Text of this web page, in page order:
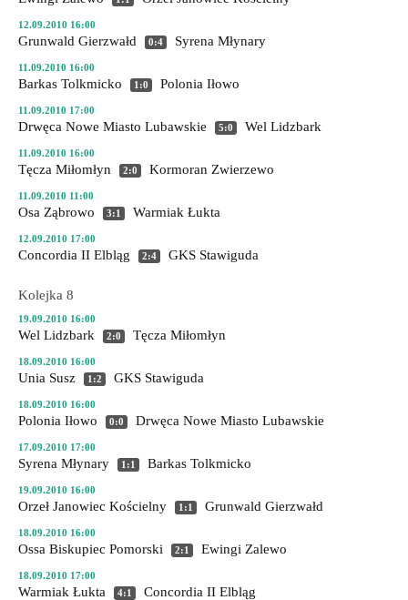
12.09.2010 16:00
Grunwald Gierzwałd 0:4 Syrena Młynary
11.09.2010 16:00
Barkas Tolkmicko 1:0 Polonia Iłowo
11.09.2010 17:00
Drwęca Nowe Miasto Lubawskie 5:0 Wel Lidzbark
11.09.2010 16:00
Tęcza Miłomłyn 2:0 Kormoran Zwierzewo
11.09.2010 11:00
Osa Ząbrowo 3:1 Warmiak Łukta
12.09.2010 17:00
Concordia II Elbląg 2:4 GKS Stawiguda
Kolejka 8
19.09.2010 16:00
Wel Lidzbark 2:0 Tęcza Miłomłyn
18.09.2010 16:00
Unia Susz 1:2 GKS Stawiguda
18.09.2010 16:00
Polonia Iłowo 0:0 Drwęca Nowe Miasto Lubawskie
17.09.2010 17:00
Syrena Młynary 1:1 Barkas Tolkmicko
19.09.2010 16:00
Orzeł Janowiec Kościelny 1:1 Grunwald Gierzwałd
18.09.2010 16:00
Ossa Biskupiec Pomorski 2:1 Ewingi Zalewo
18.09.2010 17:00
Warmiak Łukta 4:1 Concordia II Elbląg